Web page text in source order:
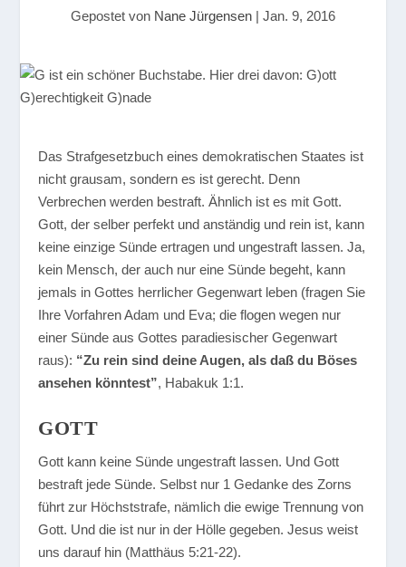
Gepostet von Nane Jürgensen | Jan. 9, 2016
Das Strafgesetzbuch eines demokratischen Staates ist
nicht grausam, sondern es ist gerecht. Denn
Verbrechen werden bestraft. Ähnlich ist es mit Gott.
Gott, der selber perfekt und anständig und rein ist, kann
keine einzige Sünde ertragen und ungestraft lassen. Ja,
kein Mensch, der auch nur eine Sünde begeht, kann
jemals in Gottes herrlicher Gegenwart leben (fragen Sie
Ihre Vorfahren Adam und Eva; die flogen wegen nur
einer Sünde aus Gottes paradiesischer Gegenwart
raus): “Zu rein sind deine Augen, als daß du Böses
ansehen könntest”, Habakuk 1:1.
GOTT
Gott kann keine Sünde ungestraft lassen. Und Gott
bestraft jede Sünde. Selbst nur 1 Gedanke des Zorns
führt zur Höchststrafe, nämlich die ewige Trennung von
Gott. Und die ist nur in der Hölle gegeben. Jesus weist
uns darauf hin (Matthäus 5:21-22).